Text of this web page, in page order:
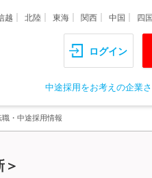
越 北陸 東海 関西 中国 四国
ログイン
中途採用をお考えの企業
・中途採用情報